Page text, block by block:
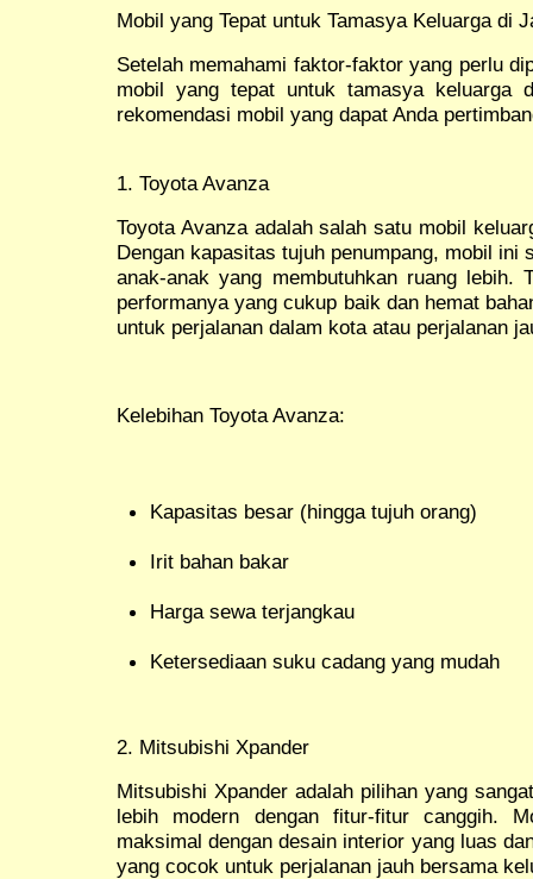
Mobil yang Tepat untuk Tamasya Keluarga di
Setelah memahami faktor-faktor yang perlu
mobil yang tepat untuk tamasya keluarga
rekomendasi mobil yang dapat Anda
1. Toyota Avanza
Toyota Avanza adalah salah satu mobil
Dengan kapasitas tujuh penumpang, mobil ini
anak-anak yang membutuhkan ruang lebih.
performanya yang cukup baik dan hemat
untuk perjalanan dalam kota atau perjalanan
Kelebihan Toyota Avanza:
Kapasitas besar (hingga tujuh orang)
Irit bahan bakar
Harga sewa terjangkau
Ketersediaan suku cadang yang mudah
2. Mitsubishi Xpander
Mitsubishi Xpander adalah pilihan yang
lebih modern dengan fitur-fitur canggih.
maksimal dengan desain interior yang luas
yang cocok untuk perjalanan jauh bersama